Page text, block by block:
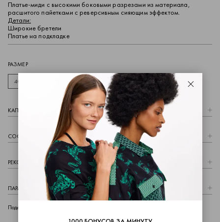
Закрыть
Платье-миди с высокими боковыми разрезами из материала,
расшитого пайетками с реверсивным сияющим эффектом.
Детали:
Широкие бретели
Платье на подкладке
РАЗМЕР
40 44 46 48 50
КАПCУЛА
СОСТАВ
РЕКОМЕНДАЦИИ ПО УХОДУ
ПАРАМЕТРЫ МОДЕЛИ
Поделиться